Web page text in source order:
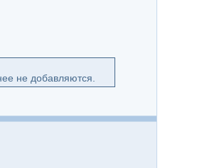
не добавляются.